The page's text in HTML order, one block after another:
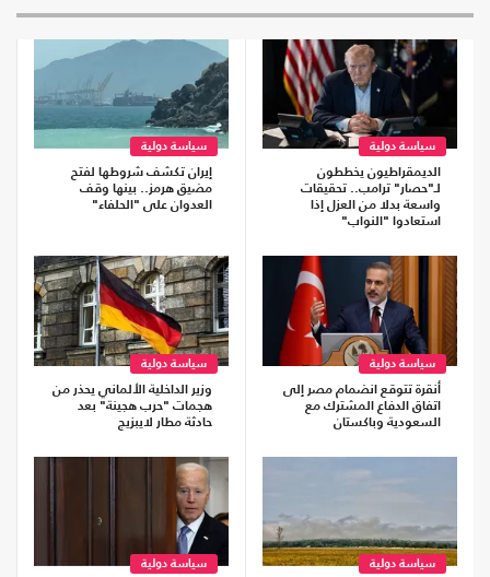
سياسة دولية
الديمقراطيون يخططون
لـ"حصار" ترامب.. تحقيقات
واسعة بدلا من العزل إذا
استعادوا "النواب"
سياسة دولية
إيران تكشف شروطها لفتح
مضيق هرمز.. بينها وقف
العدوان على "الحلفاء"
سياسة دولية
أنقرة تتوقع انضمام مصر إلى
اتفاق الدفاع المشترك مع
السعودية وباكستان
سياسة دولية
وزير الداخلية الألماني يحذر من
هجمات "حرب هجينة" بعد
حادثة مطار لايبزيج
سياسة دولية سياسة دولية